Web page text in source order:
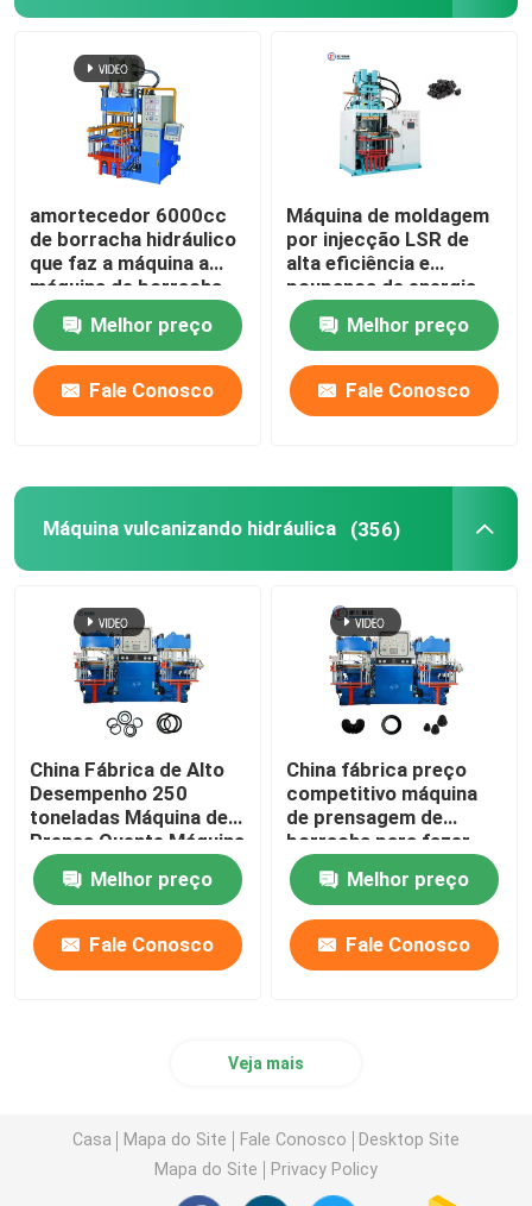
amortecedor 6000cc
de borracha hidráulico
que faz a máquina a
máquina de borracha
da injeção da imprensa
Melhor preço
Fale Conosco
Máquina de moldagem
por injecção LSR de
alta eficiência e
poupança de energia
para empilhadeiras de
fios de borracha
Melhor preço
Fale Conosco
Máquina vulcanizando hidráulica (356)
China Fábrica de Alto
Desempenho 250
toneladas Máquina de
Prensa Quente Máquina
de Vulcanização para
fabricação de
produtos de
automóveis O ring
Melhor preço
Fale Conosco
China fábrica preço
competitivo máquina
de prensagem de
borracha para fazer
peças de automóveis
de borracha peças de
automóveis
Melhor preço
Fale Conosco
Veja mais
Casa Mapa do Site Fale Conosco
Desktop Site
Mapa do Site
Privacy Policy